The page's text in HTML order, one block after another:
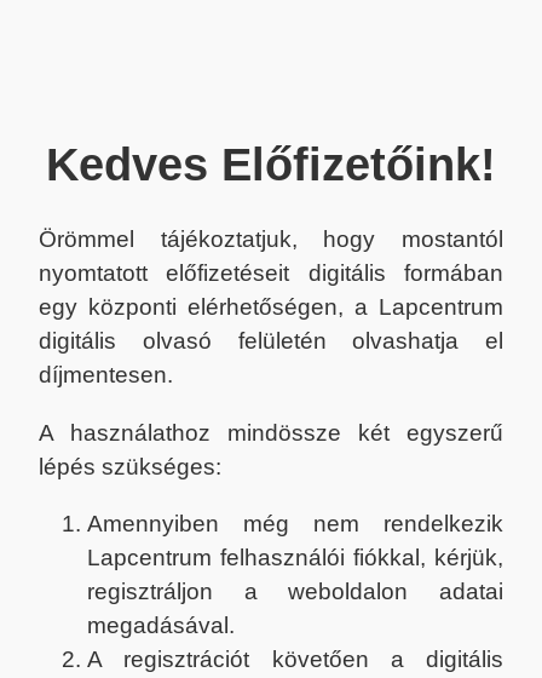
Kedves Előfizetőink!
Örömmel tájékoztatjuk, hogy mostantól
nyomtatott előfizetéseit digitális formában
egy központi elérhetőségen, a Lapcentrum
digitális olvasó felületén olvashatja el
díjmentesen.
A használathoz mindössze két egyszerű
lépés szükséges:
Amennyiben még nem rendelkezik
Lapcentrum felhasználói fiókkal, kérjük,
regisztráljon a weboldalon adatai
megadásával.
A regisztrációt követően a digitális